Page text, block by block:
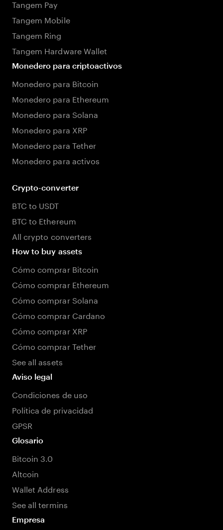
Tangem Pay
Tangem Mobile
Tangem Ring
Tangem Hardware Wallet
Monedero para criptoactivos
Monedero para Bitcoin
Monedero para Ethereum
Monedero para Solana
Monedero para XRP
Monedero para Tether
Monedero para activos
Crypto-converter
BTC to USDT
BTC to Ethereum
All crypto converters
How to buy assets
Cómo comprar Bitcoin
Cómo comprar Ethereum
Cómo comprar Solana
Cómo comprar Cardano
Cómo comprar XRP
Cómo comprar Tether
See all assets
Aviso legal
Condiciones de uso
Política de privacidad
GPSR
Glosario
Bitcoin 3.0
Altcoin
Wallet Address
See all termins
Empresa